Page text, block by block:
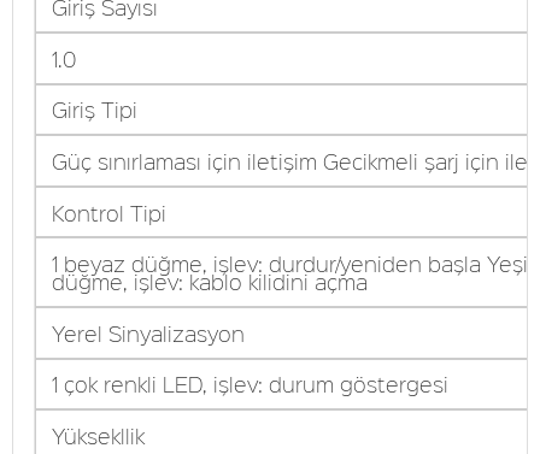
Giriş Sayısı
1.0
Giriş Tipi
Güç sınırlaması için iletişim Gecikmeli şarj için
Kontrol Tipi
1 beyaz düğme, işlev: durdur/yeniden başla Yeşil
düğme, işlev: kablo kilidini açma
Yerel Sinyalizasyon
1 çok renkli LED, işlev: durum göstergesi
Yüksekllik